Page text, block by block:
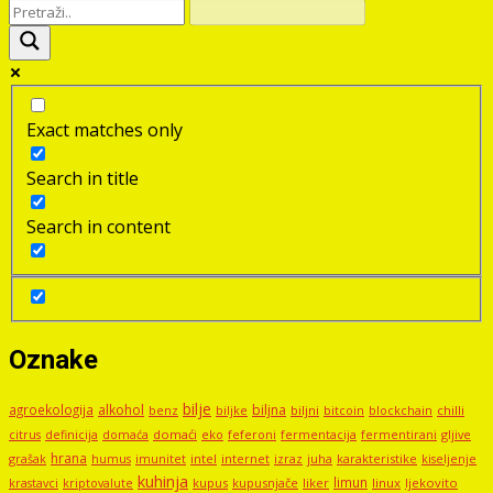
Exact matches only
Search in title
Search in content
Oznake
agroekologija alkohol benz bilje biljke biljna biljni bitcoin blockchain chilli
citrus definicija domaća domaći eko feferoni fermentacija fermentirani gljive
grašak hrana humus imunitet intel internet izraz juha karakteristike kiseljenje
krastavci kriptovalute kuhinja kupus kupusnjače liker limun linux ljekovito